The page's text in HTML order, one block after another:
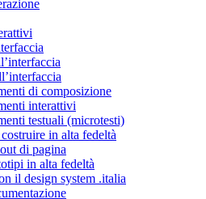
di composizione
interattivi
testuali (microtesti)
in alta fedeltà
di pagina
in alta fedeltà
il design system .italia